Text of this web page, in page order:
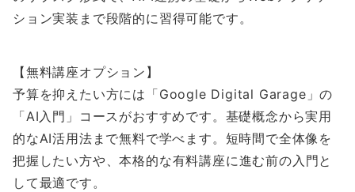
ション実装まで段階的に習得可能です。
【無料講座オプション】
予算を抑えたい方には「Google Digital Garage」の
「AI入門」コースがおすすめです。基礎概念から実用
的なAI活用法まで無料で学べます。短時間で全体像を
把握したい方や、本格的な有料講座に進む前の入門と
して最適です。